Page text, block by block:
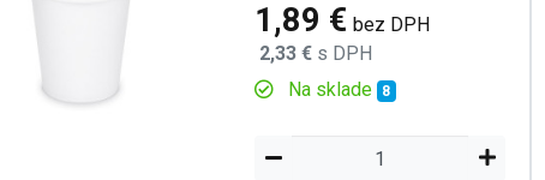
1,89 € bez DPH
2,33 € s DPH
Na sklade
8